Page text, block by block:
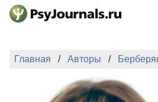
Перейти к основному содержанию
НОВОСТИ
АВТОРЫ
ПОДАТЬ
Главная Авторы